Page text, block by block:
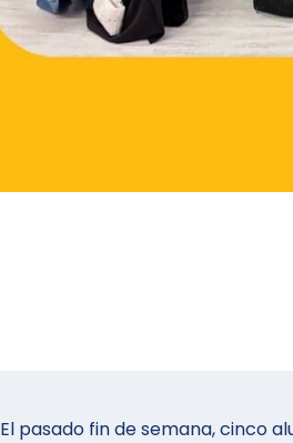
El pasado fin de semana, cinco